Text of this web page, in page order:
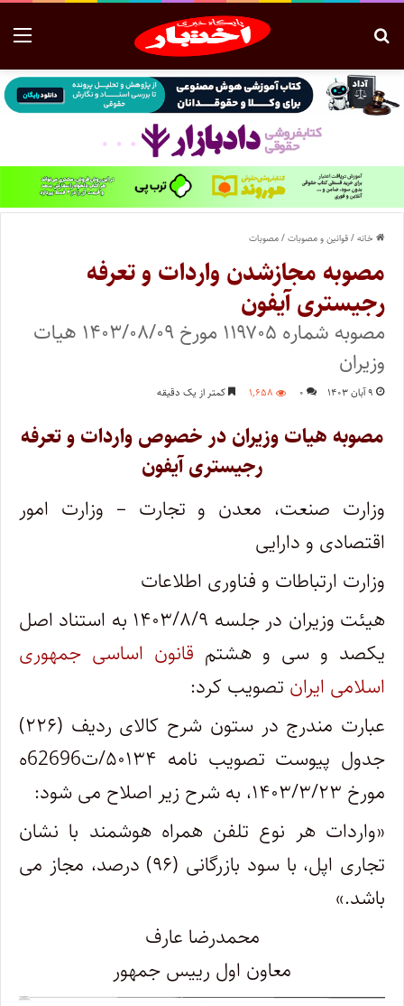
خانه/قوانین و مصوبات/مصوبات
مصوبه مجاز‌شدن واردات و تعرفه
رجیستری آیفون
مصوبه شماره ۱۱۹۷۰۵ مورخ ۱۴۰۳/۰۸/۰۹ هیات
وزیران
۹ آبان ۱۴۰۳ ۰ ۱,۶۵۸ کمتر از یک دقیقه
مصوبه هیات وزیران در خصوص واردات و تعرفه
رجیستری آیفون
وزارت صنعت، معدن و تجارت – وزارت امور
اقتصادی و دارایی
وزارت ارتباطات و فناوری اطلاعات
هیئت وزیران در جلسه ۱۴۰۳/۸/۹ به استناد اصل
یکصد و سی و هشتم قانون اساسی جمهوری
اسلامی ایران تصویب کرد:
عبارت مندرج در ستون شرح کالای ردیف (۲۲۶)
جدول پیوست تصویب نامه ۵۰۱۳۴/ت62696ه
مورخ ۱۴۰۳/۳/۲۳، به شرح زیر اصلاح می شود:
«واردات هر نوع تلفن همراه هوشمند با نشان
تجاری اپل، با سود بازرگانی (۹۶) درصد، مجاز می
باشد.»
محمدرضا عارف
معاون اول رییس جمهور